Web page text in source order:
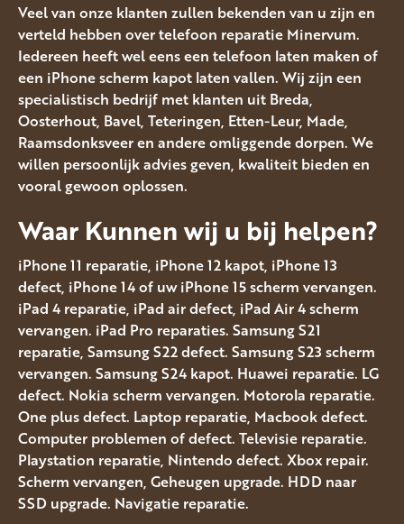
Veel van onze klanten zullen bekenden van u zijn en
verteld hebben over telefoon reparatie Minervum.
Iedereen heeft wel eens een telefoon laten maken of
een iPhone scherm kapot laten vallen. Wij zijn een
specialistisch bedrijf met klanten uit Breda,
Oosterhout, Bavel, Teteringen, Etten-Leur, Made,
Raamsdonksveer en andere omliggende dorpen. We
willen persoonlijk advies geven, kwaliteit bieden en
vooral gewoon oplossen.
Waar Kunnen wij u bij helpen?
iPhone 11 reparatie, iPhone 12 kapot, iPhone 13
defect, iPhone 14 of uw iPhone 15 scherm vervangen.
iPad 4 reparatie, iPad air defect, iPad Air 4 scherm
vervangen. iPad Pro reparaties. Samsung S21
reparatie, Samsung S22 defect. Samsung S23 scherm
vervangen. Samsung S24 kapot. Huawei reparatie. LG
defect. Nokia scherm vervangen. Motorola reparatie.
One plus defect. Laptop reparatie, Macbook defect.
Computer problemen of defect. Televisie reparatie.
Playstation reparatie, Nintendo defect. Xbox repair.
Scherm vervangen, Geheugen upgrade. HDD naar
SSD upgrade. Navigatie reparatie.